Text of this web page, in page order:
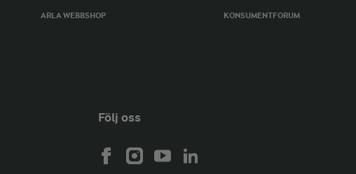
ARLA WEBBSHOP KONSUMENTFORUM
Följ oss